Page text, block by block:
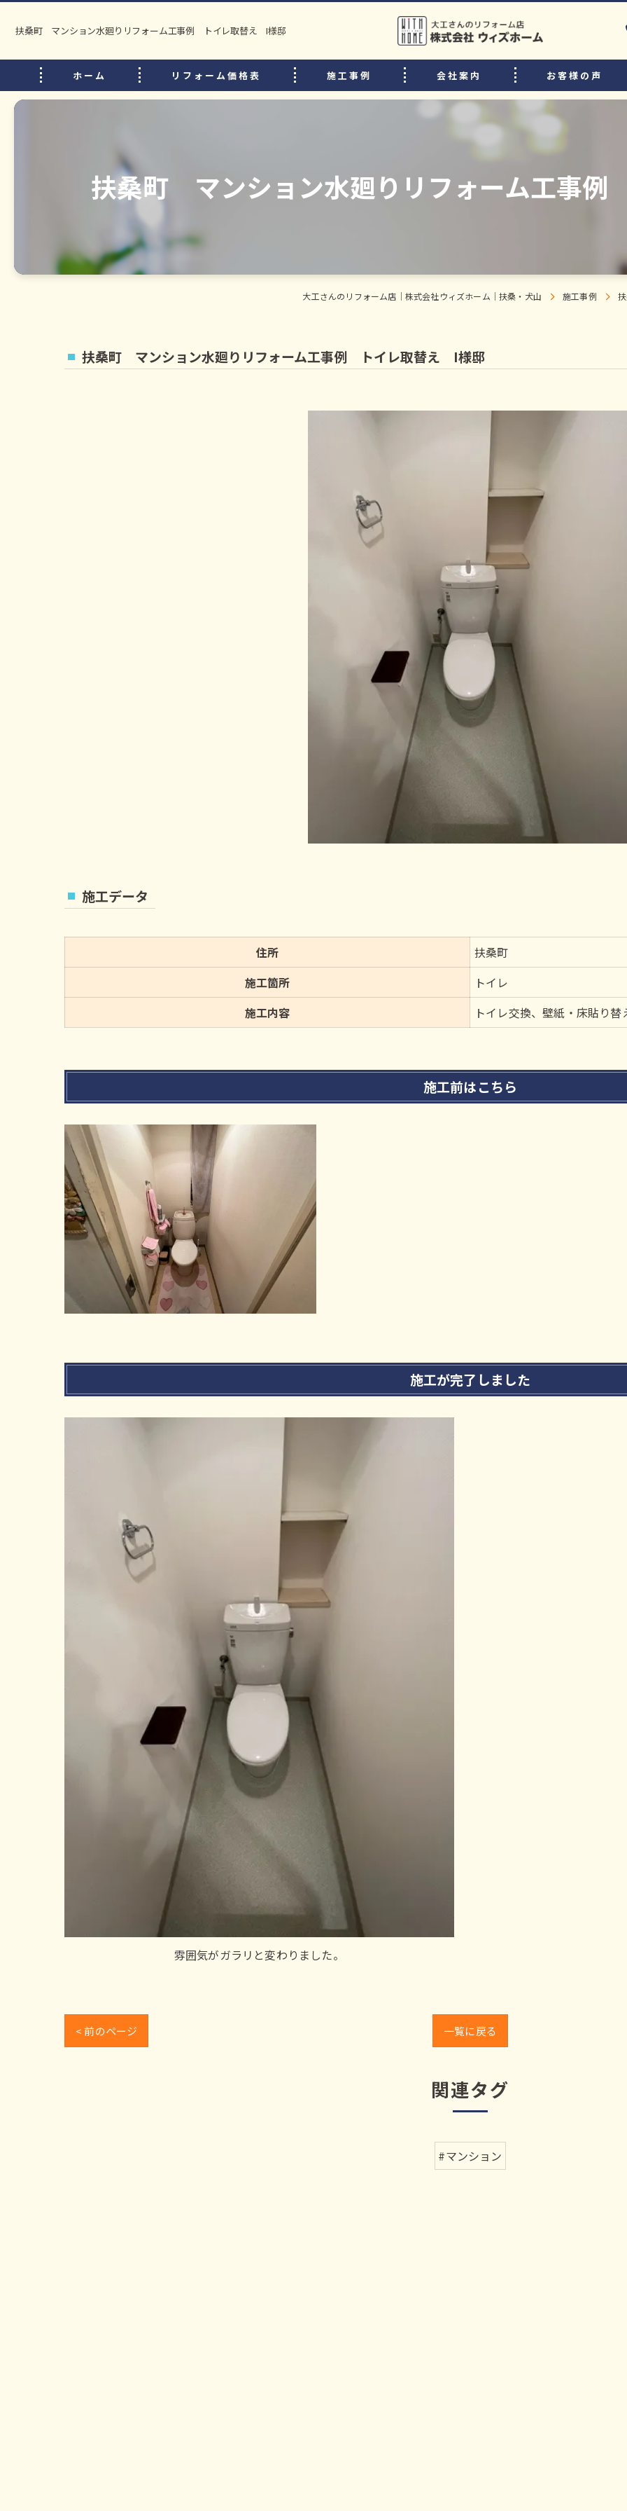
扶桑町 マンション水廻りリフォーム工事例 トイレ取替え I様邸
ホーム リフォーム価格表 施工事例 会社案内
選ばれる理由
リフォームの流れ
中古住宅購入後のリフォームのポイント
お客様の声
扶桑町 マンション水廻りリフォーム工事
大工さんのリフォーム店｜株式会社ウィズホーム｜扶桑・犬山 施工事例
扶桑町 マンション水廻りリフォーム工事例 トイレ取替え I様邸
施工データ
住所
扶桑町
施工箇所
トイレ
施工内容
トイレ交換、壁紙・床貼り替
施工前はこちら
施工が完了しました
雰囲気がガラリと変わりました。
< 前のページ 一覧に戻る
関連タグ
#マンション